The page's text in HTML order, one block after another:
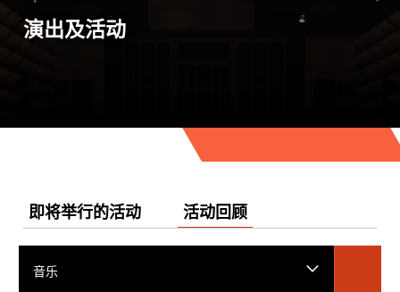
演出及活动
即将举行的活动 活动回顾
音乐